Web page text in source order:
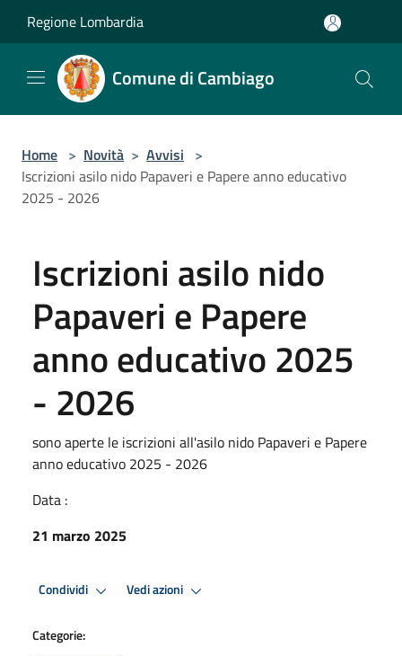
Regione Lombardia
Comune di Cambiago
Home > Novità > Avvisi >
Iscrizioni asilo nido Papaveri e Papere anno educativo
2025 - 2026
Iscrizioni asilo nido
Papaveri e Papere
anno educativo 2025
- 2026
sono aperte le iscrizioni all'asilo nido Papaveri e Papere
anno educativo 2025 - 2026
Data :
21 marzo 2025
Condividi Vedi azioni
Categorie: